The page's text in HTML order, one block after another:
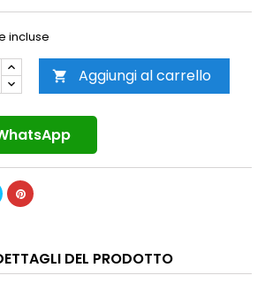
incluse
 Aggiungi al carrello
DEL PRODOTTO